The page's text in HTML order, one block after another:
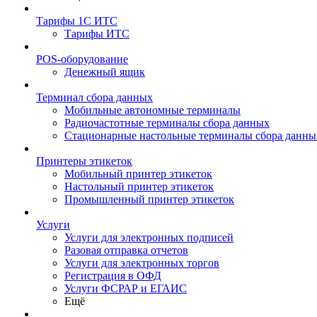
Тарифы 1С ИТС
Тарифы ИТС
POS-оборудование
Денежный ящик
Терминал сбора данных
Мобильные автономные терминалы
Радиочастотные терминалы сбора данных
Стационарные настольные терминалы сбора
Принтеры этикеток
Мобильный принтер этикеток
Настольный принтер этикеток
Промышленный принтер этикеток
Услуги
Услуги для электронных подписей
Разовая отправка отчетов
Услуги для электронных торгов
Регистрация в ОФД
Услуги ФСРАР и ЕГАИС
Ещё